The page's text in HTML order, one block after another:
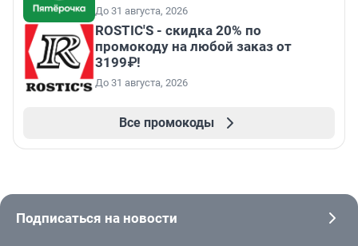
До 31 августа, 2026
ROSTIC'S - скидка 20% по
промокоду на любой заказ от
3199₽!
До 31 августа, 2026
Все промокоды
Подписаться на новости